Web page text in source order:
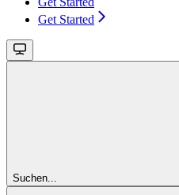
Get Started
Suchen...